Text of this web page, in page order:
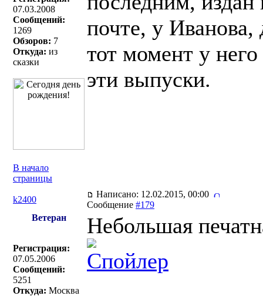
07.03.2008
Сообщений:
1269
Обзоров: 7
Откуда: из
сказки
почте, у
тот момент у
эти выпуски.
В начало
страницы
k2400
Написано: 12.02.2015, 00:00
Сообщение #179
Ветеран
Регистрация:
07.05.2006
Сообщений:
5251
Откуда: Москва
Небольшая
Спойлер